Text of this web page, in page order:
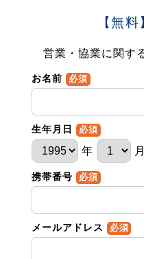
【無
営業・協業に関す
お名前 必須
生年月日 必須
年 月
携帯番号 必須
メールアドレス 必須